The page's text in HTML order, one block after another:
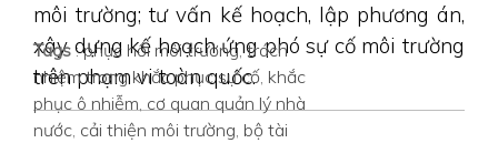
môi trường; tư vấn kế hoạch, lập phương án,
xây dựng kế hoạch ứng phó sự cố môi trường
trên phạm vi toàn quốc.
Tags:phục hồi môi trường,trách
nhiệm trong khắc phục sự cố khắc
phục ô nhiễm cơ quan quản lý nhà
nước cải thiện môi trường bộ tài